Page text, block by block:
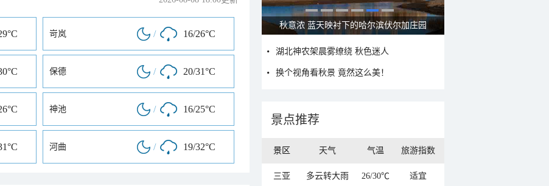
岢岚 / 16/26°C
保德 / 20/31°C
神池 / 16/25°C
河曲 / 19/32°C
秋意浓 蓝天映衬下的哈尔滨伏尔加庄园
湖北神农架晨雾缭绕 秋色迷人
换个视角看秋景 竟然这么美！
景点推荐
景区 天气 气温 旅游指数
三亚 多云转大雨 26/30℃ 适宜